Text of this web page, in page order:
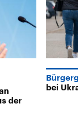
der
bei